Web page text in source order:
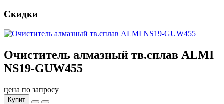
Скидки
Очиститель алмазный тв.сплав ALMI
NS19-GUW455
цена по запросу
Купит